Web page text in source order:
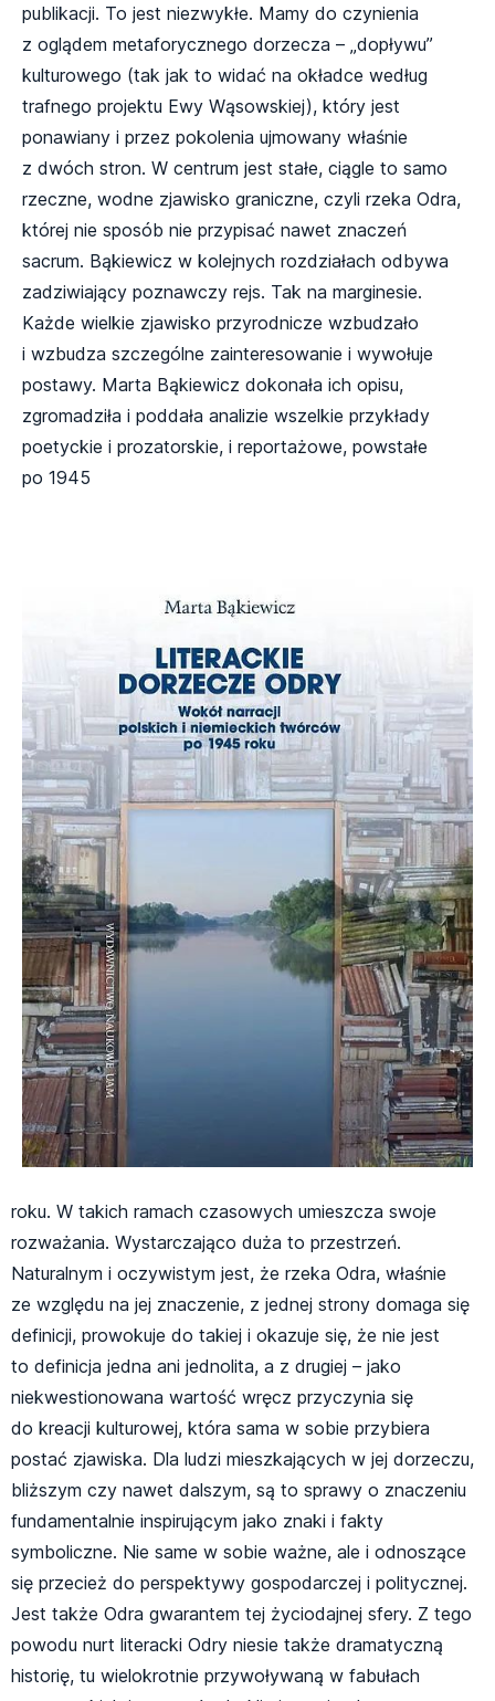
publikacji. To jest niezwykłe. Mamy do czynienia
z oglądem metaforycznego dorzecza – „dopływu”
kulturowego (tak jak to widać na okładce według
trafnego projektu Ewy Wąsowskiej), który jest
ponawiany i przez pokolenia ujmowany właśnie
z dwóch stron. W centrum jest stałe, ciągle to samo
rzeczne, wodne zjawisko graniczne, czyli rzeka Odra,
której nie sposób nie przypisać nawet znaczeń
sacrum. Bąkiewicz w kolejnych rozdziałach odbywa
zadziwiający poznawczy rejs. Tak na marginesie.
Każde wielkie zjawisko przyrodnicze wzbudzało
i wzbudza szczególne zainteresowanie i wywołuje
postawy. Marta Bąkiewicz dokonała ich opisu,
zgromadziła i poddała analizie wszelkie przykłady
poetyckie i prozatorskie, i reportażowe, powstałe
po 1945
roku. W takich ramach czasowych umieszcza swoje
rozważania. Wystarczająco duża to przestrzeń.
Naturalnym i oczywistym jest, że rzeka Odra, właśnie
ze względu na jej znaczenie, z jednej strony domaga się
definicji, prowokuje do takiej i okazuje się, że nie jest
to definicja jedna ani jednolita, a z drugiej – jako
niekwestionowana wartość wręcz przyczynia się
do kreacji kulturowej, która sama w sobie przybiera
postać zjawiska. Dla ludzi mieszkających w jej dorzeczu,
bliższym czy nawet dalszym, są to sprawy o znaczeniu
fundamentalnie inspirującym jako znaki i fakty
symboliczne. Nie same w sobie ważne, ale i odnoszące
się przecież do perspektywy gospodarczej i politycznej.
Jest także Odra gwarantem tej życiodajnej sfery. Z tego
powodu nurt literacki Odry niesie także dramatyczną
historię, tu wielokrotnie przywoływaną w fabułach